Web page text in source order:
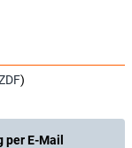
)
E-Mail